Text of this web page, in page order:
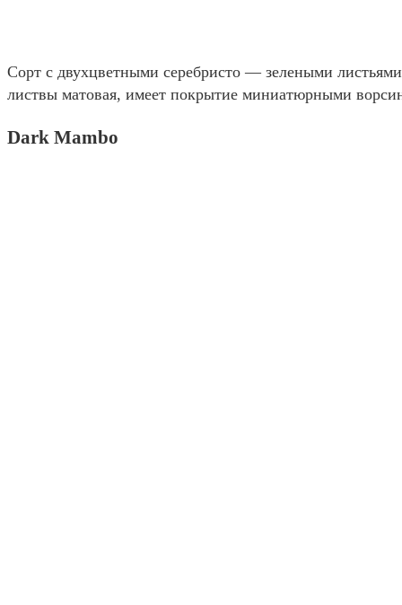
Сорт с двухцветными серебристо — зелеными
листвы матовая, имеет покрытие миниатюрными
Dark Mambo